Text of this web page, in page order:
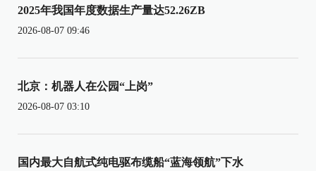
2025年我国年度数据生产量达52.26ZB
2026-08-07 09:46
北京：机器人在公园“上岗”
2026-08-07 03:10
国内最大自航式纯电驱布缆船“蓝海领航”下水